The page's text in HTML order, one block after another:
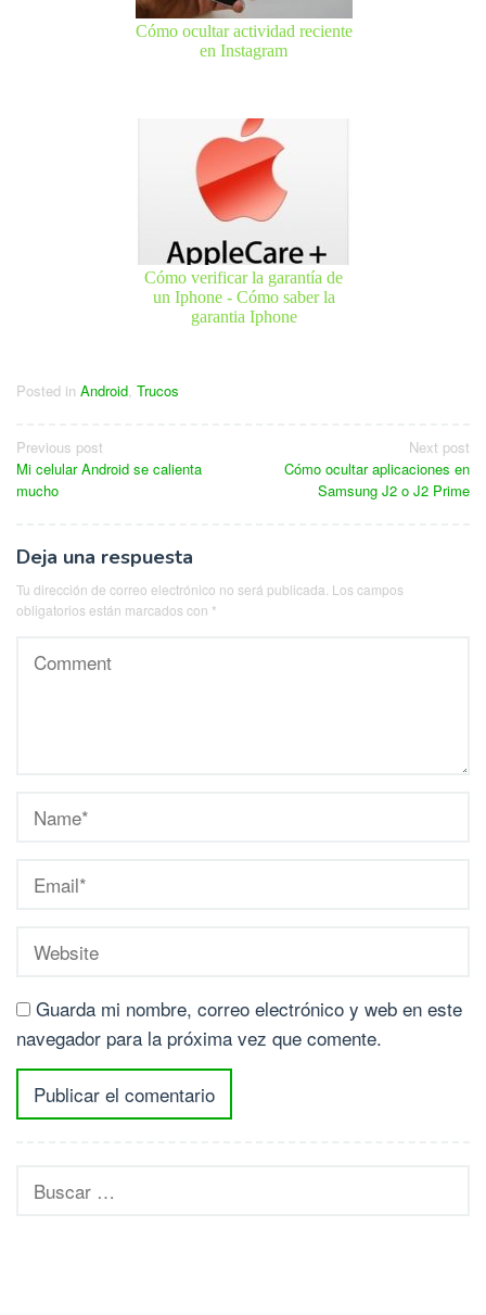
Cómo ocultar actividad reciente
en Instagram
Cómo verificar la garantía de
un Iphone - Cómo saber la
garantia Iphone
Posted in Android, Trucos
Navegación
de
Previous post
Mi celular Android se calienta
mucho
Next post
Cómo ocultar aplicaciones en
Samsung J2 o J2 Prime
Deja una respuesta
Tu dirección de correo electrónico no será publicada. Los campos
obligatorios están marcados con *
Guarda mi nombre, correo electrónico y web en este
navegador para la próxima vez que comente.
Buscar: